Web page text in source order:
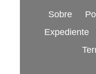
Sobre
Expediente